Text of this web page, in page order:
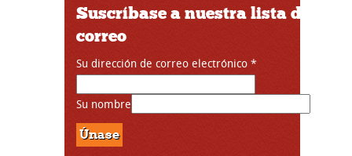
Suscríbase a nuestra lista de
correo
Su dirección de correo electrónico *
Su nombre